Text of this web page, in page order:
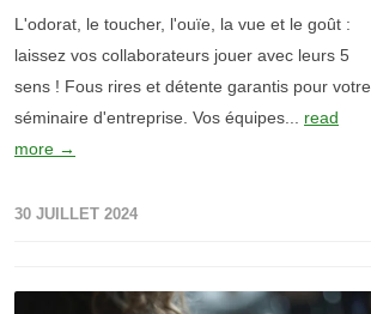
L'odorat, le toucher, l'ouïe, la vue et le goût :
laissez vos collaborateurs jouer avec leurs 5
sens ! Fous rires et détente garantis pour votre
séminaire d'entreprise. Vos équipes... read
more →
30 JUILLET 2024